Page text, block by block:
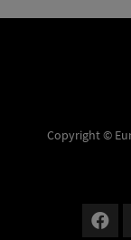
Copyright ©